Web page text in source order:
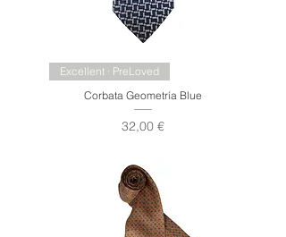
Excellent · PreLoved
Corbata Geometría Blue
Precio
32,00 €